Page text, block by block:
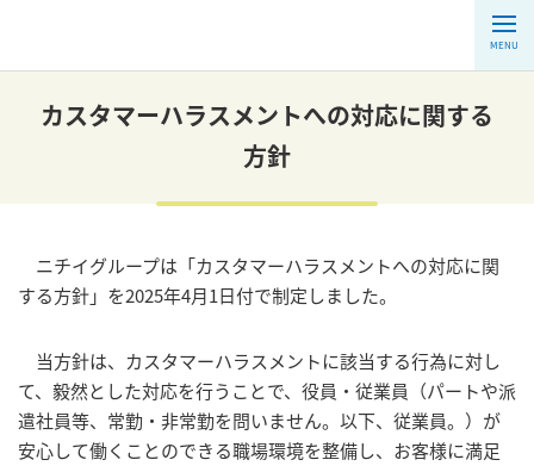
MENU
カスタマーハラスメントへの対応に関する
方針
ニチイグループは「カスタマーハラスメントへの対応に関
する方針」を2025年4月1日付で制定しました。
当方針は、カスタマーハラスメントに該当する行為に対し
て、毅然とした対応を行うことで、役員・従業員（パートや派
遣社員等、常勤・非常勤を問いません。以下、従業員。）が
安心して働くことのできる職場環境を整備し、お客様に満足